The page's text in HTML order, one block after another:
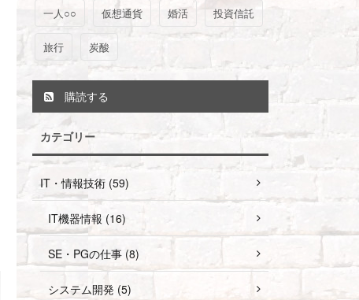
一人○○ 仮想通貨 婚活 投資信託
旅行 炭酸
購読する
カテゴリー
IT・情報技術 (59)
IT機器情報 (16)
SE・PGの仕事 (8)
システム開発 (5)